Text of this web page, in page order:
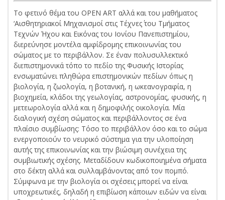
To φετινό θέμα του OPEN ART αλλά και του μαθήματος
‘Αισθητηριακοί Μηχανισμοί στις Τέχνες΄ του Τμήματος
Τεχνών Ήχου και Εικόνας του Ιονίου Πανεπιστημίου,
διερεύνησε μοντέλα αμφίδρομης επικοινωνίας του
σώματος με το περιβάλλον. Σε έναν πολυσυλλεκτικό
διεπιστημονικά τόπο το πεδίο της Φυσικής Ιστορίας
ενσωματώνει πληθώρα επιστημονικών πεδίων όπως η
βιολογία, η ζωολογία, η βοτανική, η ωκεανογραφία, η
βιοχημεία, κλάδοι της γεωλογίας, αστρονομίας, φυσικής, η
μετεωρολογία αλλά και η δημοφιλής οικολογία. Μία
διαλογική σχέση σώματος και περιβάλλοντος σε ένα
πλαίσιο συμβίωσης: Τόσο το περιβάλλον όσο και το σώμα
ενεργοποιούν το νευρικό σύστημα για την υλοποίηση
αυτής της επικοινωνίας και την βιώσιμη συνέχεια της
συμβιωτικής σχέσης. Μεταδίδουν κωδικοποιημένα σήματα
στο δέκτη αλλά και συλλαμβάνοντας από τον πομπό.
Σύμφωνα με την βιολογία οι σχέσεις μπορεί να είναι
υποχρεωτικές, δηλαδή η επιβίωση κάποιων ειδών να είναι